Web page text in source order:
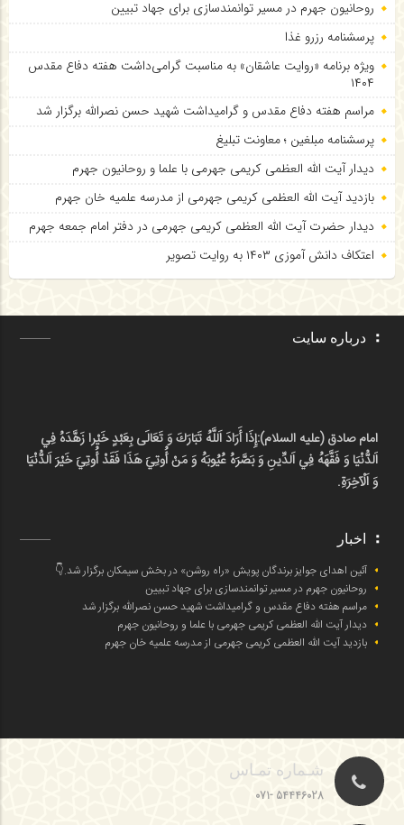
روحانیون جهرم در مسیر توانمندسازی برای جهاد تبیین
پرسشنامه رزرو غذا
ویژه برنامه «روایت عاشقان» به مناسبت گرامی‌داشت هفته دفاع مقدس
۱۴۰۴
مراسم هفته دفاع مقدس و گرامیداشت شهید حسن نصرالله برگزار شد
پرسشنامه مبلغین ؛ معاونت تبلیغ
دیدار آیت الله العظمی کریمی جهرمی با علما و روحانیون جهرم
بازدید آیت الله العظمی کریمی جهرمی از مدرسه علمیه خان جهرم
دیدار حضرت آیت الله العظمی کریمی جهرمی در دفتر امام جمعه جهرم
اعتکاف دانش آموزی ۱۴۰۳ به روایت تصویر
درباره سایت
امام صادق (علیه السلام):إِذَا أَرَادَ اَللَّهُ تَبَارَكَ وَ تَعَالَى بِعَبْدٍ خَيْرا زَهَّدَهُ فِي
اَلدُّنْيَا وَ فَقَّهَهُ فِي اَلدِّينِ وَ بَصَّرَهُ عُيُوبَهُ وَ مَنْ أُوتِيَ هَذَا فَقَدْ أُوتِيَ خَيْرَ اَلدُّنْيَا
وَ اَلْآخِرَةِ.
اخبار
آئین اهدای جوایز برندگان پویش «راه روشن» در بخش سیمکان برگزار شد.👇
روحانیون جهرم در مسیر توانمندسازی برای جهاد تبیین
مراسم هفته دفاع مقدس و گرامیداشت شهید حسن نصرالله برگزار شد
دیدار آیت الله العظمی کریمی جهرمی با علما و روحانیون جهرم
بازدید آیت الله العظمی کریمی جهرمی از مدرسه علمیه خان جهرم
شـماره تمـاس
54446028 -071